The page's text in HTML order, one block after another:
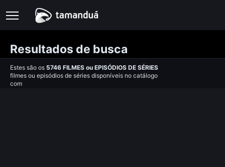
Resultados de busca
Estes são os 5746 FILMES ou EPISÓDIOS DE SÉRIES
filmes ou episódios de séries disponíveis no catálogo
com